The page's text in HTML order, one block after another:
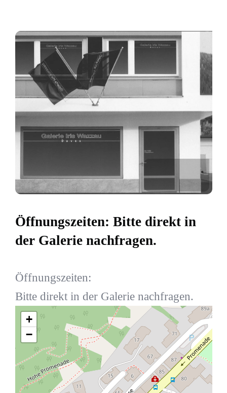
Öffnungszeiten: Bitte direkt in
der Galerie nachfragen.
Öffnungszeiten:
Bitte direkt in der Galerie nachfragen.
+
−